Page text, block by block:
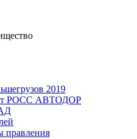
2019
РОСС АВТОДОР
правления